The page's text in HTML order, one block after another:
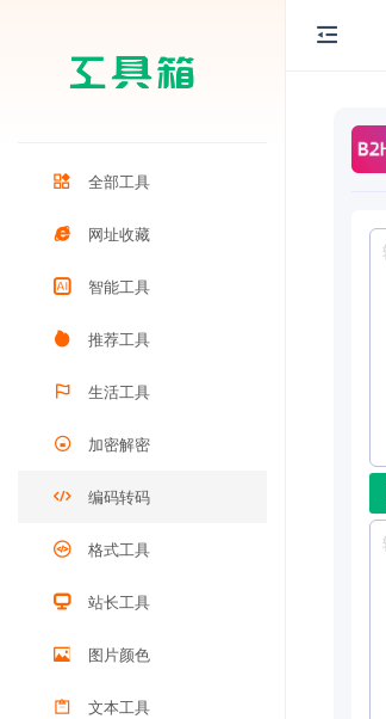
全部工具
网址收藏
智能工具
推荐工具
生活工具
加密解密
编码转码
格式工具
站长工具
图片颜色
文本工具